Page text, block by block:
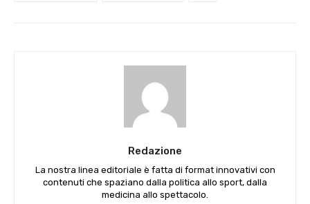
Redazione
La nostra linea editoriale è fatta di format innovativi con
contenuti che spaziano dalla politica allo sport, dalla
medicina allo spettacolo.